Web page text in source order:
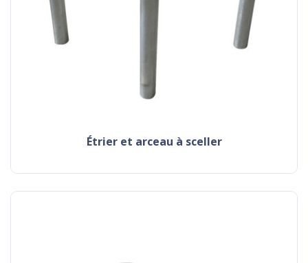
étrier et arceau à sceller